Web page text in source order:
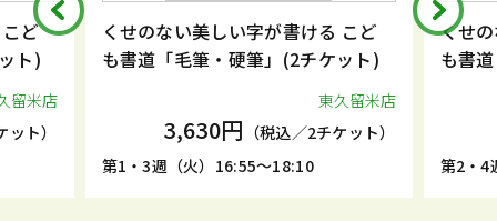
ど
ト)
留米店
ト）
くせのない美しい字が書ける こど
も書道「毛筆・硬筆」(2チケット)
東久留米店
3,630円 （税込／2チケット）
第1・3週（火）16:55～18:10
くせ
も書
第2・4